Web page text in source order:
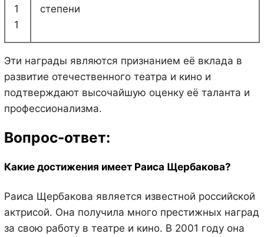
1
1
степени
Эти награды являются признанием её вклада в
развитие отечественного театра и кино и
подтверждают высочайшую оценку её таланта и
профессионализма.
Вопрос-ответ:
Какие достижения имеет Раиса Щербакова?
Раиса Щербакова является известной российской
актрисой. Она получила много престижных наград
за свою работу в театре и кино. В 2001 году она